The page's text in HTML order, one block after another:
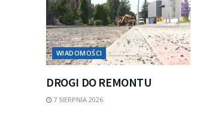
WIADOMOŚCI
DROGI DO REMONTU
7 SIERPNIA 2026